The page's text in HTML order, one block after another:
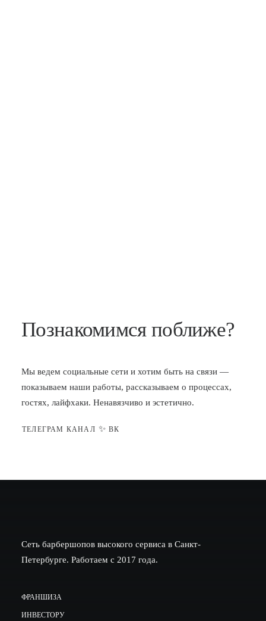
Познакомимся поближе?
Мы ведем социальные сети и хотим быть на связи —
показываем наши работы, рассказываем о процессах,
гостях, лайфхаки. Ненавязчиво и эстетично.
ТЕЛЕГРАМ КАНАЛ ✨ ВК
Сеть барбершопов высокого сервиса в Санкт-
Петербурге. Работаем с 2017 года.
ФРАНШИЗА
ИНВЕСТОРУ